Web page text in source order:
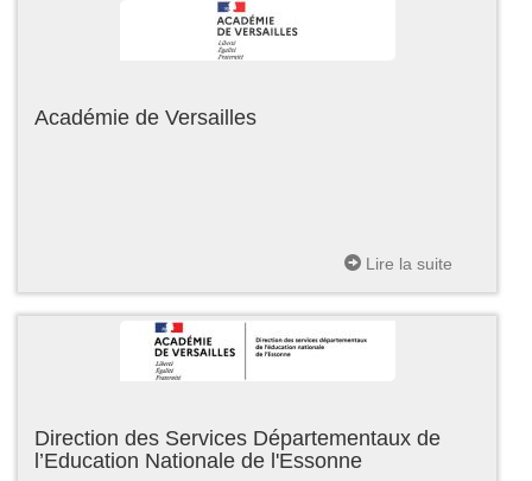
Académie de Versailles
Lire la suite
Direction des Services Départementaux de
l’Education Nationale de l'Essonne